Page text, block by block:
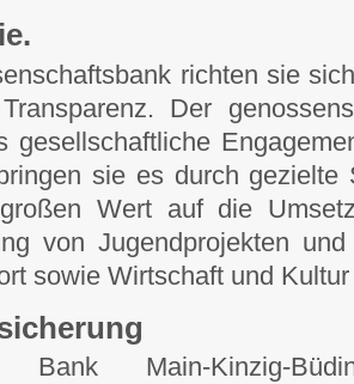
richten sie
Der
gesellschaftliche
sie es durch gezielte
Wert auf die
von Jugendprojekten
sowie Wirtschaft und
Main-Kinzig-